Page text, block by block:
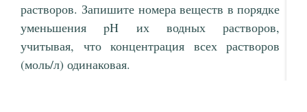
растворов. Запишите номера веществ в порядке
уменьшения pH их водных растворов,
учитывая, что концентрация всех растворов
(моль/л) одинаковая.